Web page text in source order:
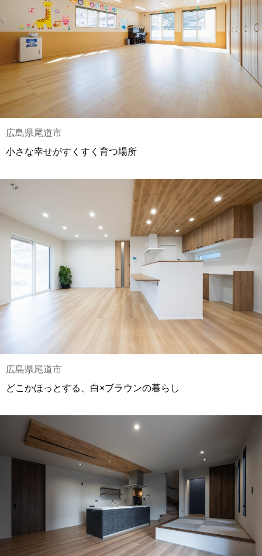
広島県尾道市
小さな幸せがすくすく育つ場所
広島県尾道市
どこかほっとする、白×ブラウンの暮らし